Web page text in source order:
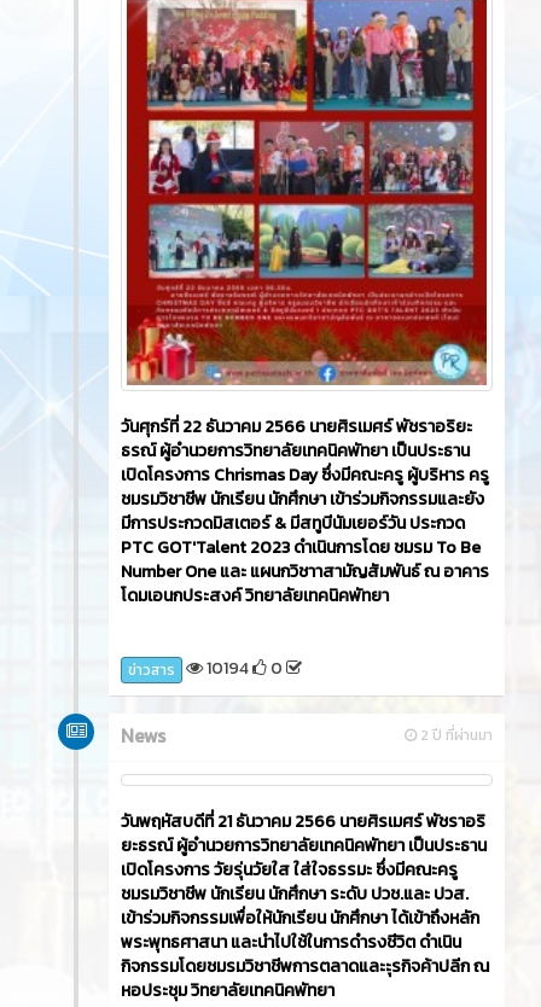
วันศุกร์ที่ 22 ธันวาคม 2566​ นายศิรเมศร์ พัชราอริยะ
ธรณ์ ผู้อำนวยการวิทยาลัยเทคนิคพัทยา เป็นประธาน
เปิดโครงการ Chrismas Day ซึ่งมีคณะครู ผู้บริหาร ครู
ชมรมวิชาชีพ นักเรียน นักศึกษา เข้าร่วมกิจกรรมและยัง
มีการประกวดมิสเตอร์ & มีสทูบีนัมเยอร์วัน ประกวด
PTC GOT'Talent 2023 ดำเนินการโดย ชมรม To Be
Number One และ แผนกวิชาาสามัญสัมพันธ์ ณ อาคาร
โดมเอนกประสงค์ วิทยาลัยเทคนิคพัทยา
ข่าวสาร 10194 0
2 ปี ที่ผ่านมา
News
วันพฤหัสบดีที่ 21 ธันวาคม 2566​ นายศิรเมศร์ พัชราอริ
ยะธรณ์ ผู้อำนวยการวิทยาลัยเทคนิคพัทยา เป็นประธาน
เปิดโครงการ วัยรุ่นวัยใส ใส่ใจธรรมะ ซึ่งมีคณะครู
ชมรมวิชาชีพ นักเรียน นักศึกษา ระดับ ปวช.และ ปวส.
เข้าร่วมกิจกรรมเพื่อให้นักเรียน นักศึกษา ได้เข้าถึงหลัก
พระพุทธศาสนา และนำไปใช้ในการดำรงชีวิต ดำเนิน
กิจกรรมโดยชมรมวิชาชีพการตลาดและะุรกิจค้าปลีก ณ
หอประชุม วิทยาลัยเทคนิคพัทยา